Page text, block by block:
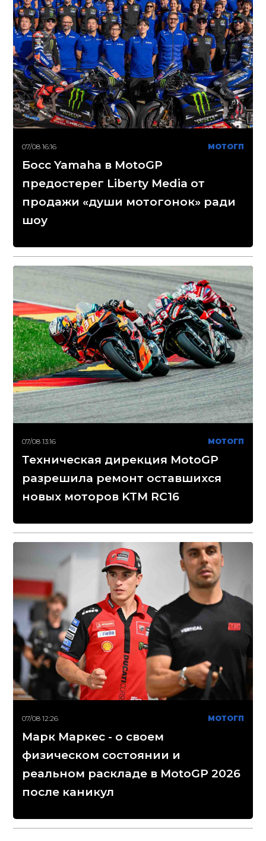
07/08 16:16 МОТОГП
Босс Yamaha в MotoGP
предостерег Liberty Media от
продажи «души мотогонок» ради
шоу
07/08 13:16 МОТОГП
Техническая дирекция MotoGP
разрешила ремонт оставшихся
новых моторов KTM RC16
07/08 12:26 МОТОГП
Марк Маркес - о своем
физическом состоянии и
реальном раскладе в MotoGP 2026
после каникул